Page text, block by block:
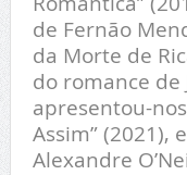
de Fernão
da Morte de
do romance de
apresentou-
Assim” (2021),
Alexandre